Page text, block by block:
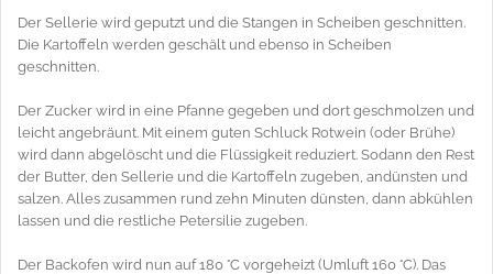
Der Sellerie wird geputzt und die Stangen in Scheiben geschnitten.
Die Kartoffeln werden geschält und ebenso in Scheiben
geschnitten.
Der Zucker wird in eine Pfanne gegeben und dort geschmolzen und
leicht angebräunt. Mit einem guten Schluck Rotwein (oder Brühe)
wird dann abgelöscht und die Flüssigkeit reduziert. Sodann den Rest
der Butter, den Sellerie und die Kartoffeln zugeben, andünsten und
salzen. Alles zusammen rund zehn Minuten dünsten, dann abkühlen
lassen und die restliche Petersilie zugeben.
Der Backofen wird nun auf 180 °C vorgeheizt (Umluft 160 °C). Das